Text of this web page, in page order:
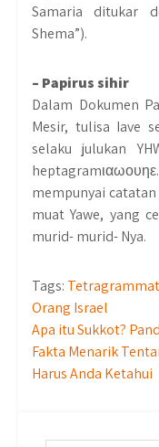
Samaria ditukar
Shema”).
– Papirus sihir
Dalam Dokumen
Mesir, tulisa Iave
selaku julukan
mempunyai
muat Yawe, yang
murid- murid- Nya.
Tags:
Orang Israel
Post
Apa itu Sukkot?
Fakta Menarik
Harus Anda Ketahui